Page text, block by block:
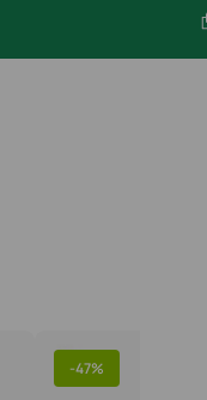
-47%